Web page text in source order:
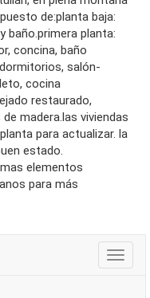
de:planta baja:
baño.primera planta:
concina, baño
salón-
cocina
restaurado,
madera.las viviendas
para actualizar. la
estado.
elementos
para más